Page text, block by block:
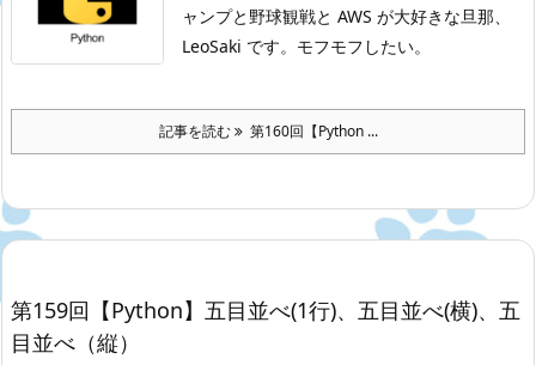
ャンプと野球観戦と AWS が大好きな旦那、
LeoSaki です。モフモフしたい。
記事を読む 第160回【Python ...
第159回【Python】五目並べ(1行)、五目並べ(横)、五
目並べ（縦）